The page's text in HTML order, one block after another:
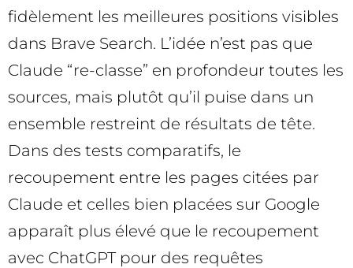
fidèlement les meilleures positions visibles
dans Brave Search. L’idée n’est pas que
Claude “re-classe” en profondeur toutes les
sources, mais plutôt qu’il puise dans un
ensemble restreint de résultats de tête.
Dans des tests comparatifs, le
recoupement entre les pages citées par
Claude et celles bien placées sur Google
apparaît plus élevé que le recoupement
avec ChatGPT pour des requêtes